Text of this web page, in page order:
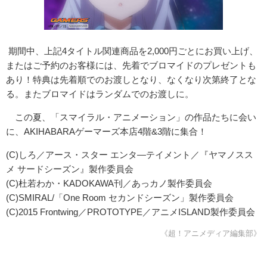
期間中、上記4タイトル関連商品を2,000円ごとにお買い上げ、
またはご予約のお客様には、 先着でブロマイドのプレゼントも
あり！特典は先着順でのお渡しとなり、なくなり次第終了とな
る。またブロマイドはランダムでのお渡しに。
この夏、「スマイラル・アニメーション」の作品たちに会い
に、 AKIHABARAゲーマーズ本店4階&3階に集合！
(C)しろ／アース・スター エンタ―テイメント／『ヤマノスス
メ サードシーズン』製作委員会
(C)杜若わか・KADOKAWA刊／あっカノ製作委員会
(C)SMIRAL/「One Room セカンドシーズン」製作委員会
(C)2015 Frontwing／PROTOTYPE／アニメISLAND製作委員会
《超！アニメディア編集部》